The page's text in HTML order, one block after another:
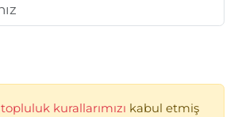
topluluk kurallarımızı kabul etmiş